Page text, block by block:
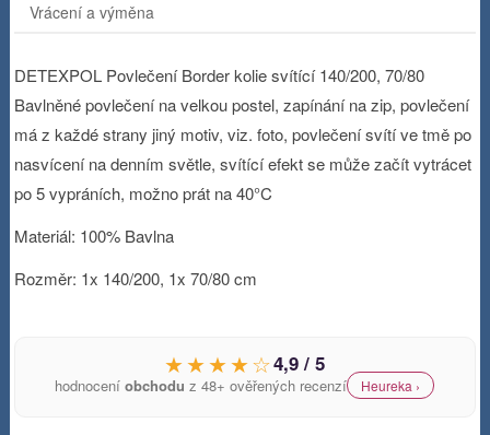
Vrácení a výměna
DETEXPOL Povlečení Border kolie svítící 140/200, 70/80
Bavlněné povlečení na velkou postel, zapínání na zip, povlečení
má z každé strany jiný motiv, viz. foto, povlečení svítí ve tmě po
nasvícení na denním světle, svítící efekt se může začít vytrácet
po 5 vypráních, možno prát na 40°C
Materiál: 100% Bavlna
Rozměr: 1x 140/200, 1x 70/80 cm
★★★★☆4,9 / 5
hodnoceníobchodu z 48+ ověřených recenzí Heureka ›